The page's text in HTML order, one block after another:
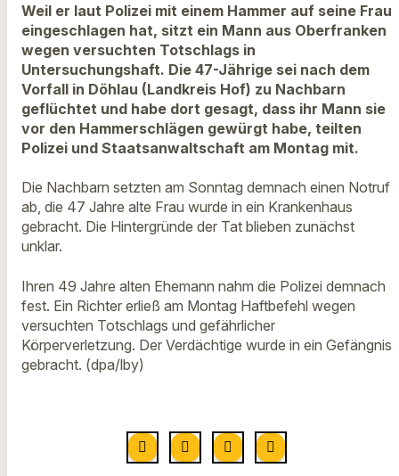
Weil er laut Polizei mit einem Hammer auf seine Frau
eingeschlagen hat, sitzt ein Mann aus Oberfranken
wegen versuchten Totschlags in
Untersuchungshaft. Die 47-Jährige sei nach dem
Vorfall in Döhlau (Landkreis Hof) zu Nachbarn
geflüchtet und habe dort gesagt, dass ihr Mann sie
vor den Hammerschlägen gewürgt habe, teilten
Polizei und Staatsanwaltschaft am Montag mit.
Die Nachbarn setzten am Sonntag demnach einen Notruf
ab, die 47 Jahre alte Frau wurde in ein Krankenhaus
gebracht. Die Hintergründe der Tat blieben zunächst
unklar.
Ihren 49 Jahre alten Ehemann nahm die Polizei demnach
fest. Ein Richter erließ am Montag Haftbefehl wegen
versuchten Totschlags und gefährlicher
Körperverletzung. Der Verdächtige wurde in ein Gefängnis
gebracht. (dpa/lby)